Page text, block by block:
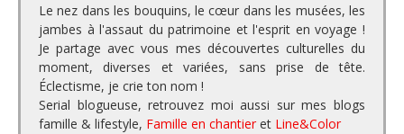
Le nez dans les bouquins, le cœur dans les musées, les
jambes à l'assaut du patrimoine et l'esprit en voyage !
Je partage avec vous mes découvertes culturelles du
moment, diverses et variées, sans prise de tête.
Éclectisme, je crie ton nom !
Serial blogueuse, retrouvez moi aussi sur mes blogs
famille & lifestyle, Famille en chantier et Line&Color